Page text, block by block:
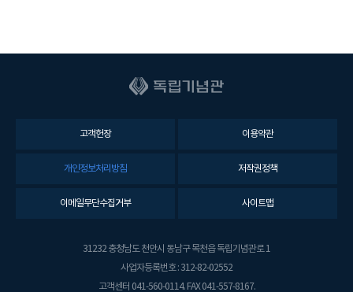
고객헌장 이용약관
개인정보처리방침 저작권정책
이메일무단수집거부 사이트맵
31232 충청남도 천안시 동남구 목천읍 독립기념관로 1
사업자등록번호 : 312-82-02552
고객센터 041-560-0114. FAX 041-557-8167.